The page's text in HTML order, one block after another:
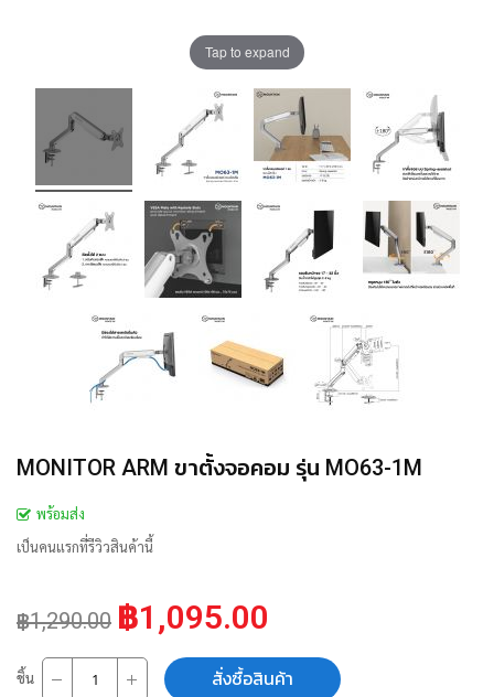
MONITOR ARM ขาตั้งจอคอม รุ่น MO63-1M
พร้อมส่ง
เป็นคนแรกที่รีวิวสินค้านี้
฿1,095.00
฿1,290.00
ชิ้น สั่งซื้อสินค้า
Tap to expand